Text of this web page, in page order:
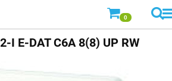
0
I E-DAT C6A 8(8) UP RW